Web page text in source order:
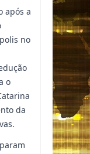
após a
no
o
da